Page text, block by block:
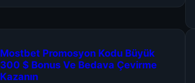
Mostbet Promosyon Kodu Büyük
300 $ Bonus Ve Bedava Çevirme
Kazanın